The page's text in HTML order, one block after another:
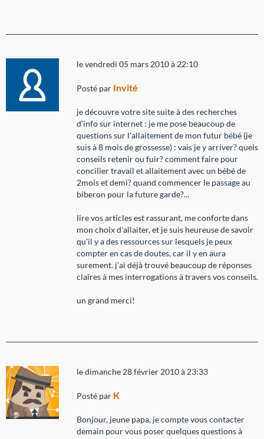
le vendredi 05 mars 2010 à 22:10
Posté par Invité
je découvre votre site suite à des recherches
d'info sur internet : je me pose beaucoup de
questions sur l'allaitement de mon futur bébé (je
suis à 8 mois de grossesse) : vais je y arriver? quels
conseils retenir ou fuir? comment faire pour
concilier travail et allaitement avec un bébé de
2mois et demi? quand commencer le passage au
biberon pour la future garde?...
lire vos articles est rassurant, me conforte dans
mon choix d'allaiter, et je suis heureuse de savoir
qu'il y a des ressources sur lesquels je peux
compter en cas de doutes, car il y en aura
surement. j'ai déjà trouvé beaucoup de réponses
claires à mes interrogations à travers vos conseils.
un grand merci!
le dimanche 28 février 2010 à 23:33
Posté par K
Bonjour, jeune papa, je compte vous contacter
demain pour vous poser quelques questions à